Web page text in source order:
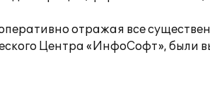
отражая все
Центра «ИнфоСофт», были